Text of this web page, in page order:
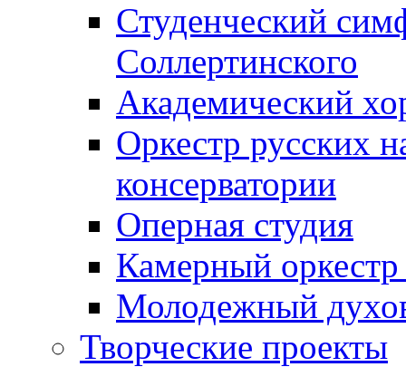
Студенческий
Соллертинского
Академический
Оркестр русских
консерватории
Оперная студия
Камерный оркестр
Молодежный
Творческие проекты